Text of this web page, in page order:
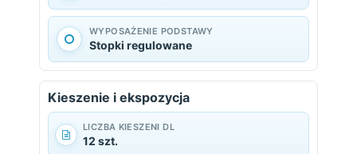
WYPOSAŻENIE PODSTAWY
Stopki regulowane
Kieszenie i ekspozycja
LICZBA KIESZENI DL
12 szt.